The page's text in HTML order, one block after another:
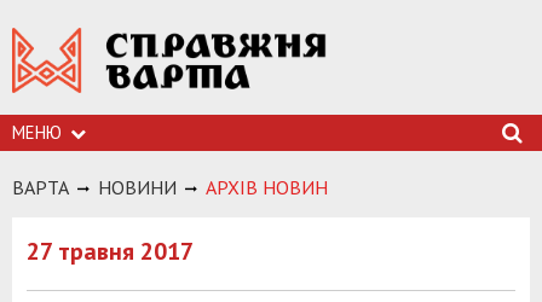
МЕНЮ
ВАРТА НОВИНИ АРХIВ НОВИН
27 травня 2017